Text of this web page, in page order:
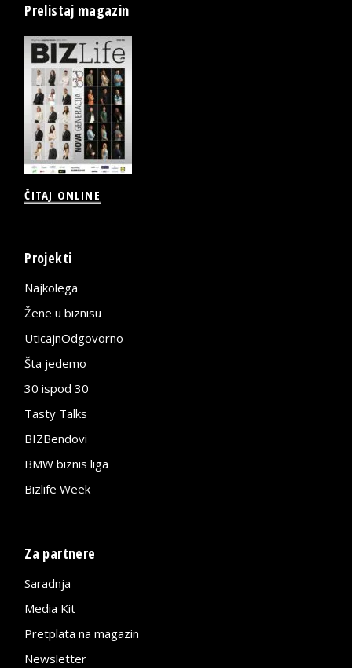
Prelistaj magazin
ČITAJ ONLINE
Projekti
Najkolega
Žene u biznisu
UticajnOdgovorno
Šta jedemo
30 ispod 30
Tasty Talks
BIZBendovi
BMW biznis liga
Bizlife Week
Za partnere
Saradnja
Media Kit
Pretplata na magazin
Newsletter